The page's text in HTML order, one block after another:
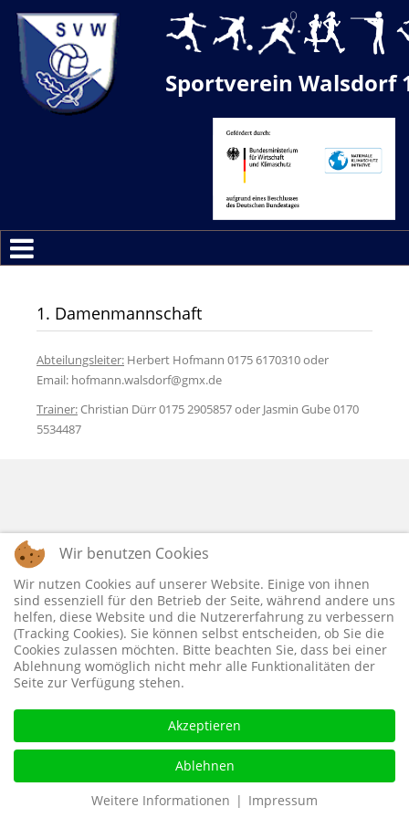
Sportverein Walsdorf
1. Damenmannschaft
Abteilungsleiter: Herbert Hofmann 0175 6170310 oder
Email: hofmann.walsdorf@gmx.de
Trainer:Christian Dürr 0175 2905857 oder Jasmin Gube 0170
5534487
Wir benutzen Cookies
Wir nutzen Cookies auf unserer Website. Einige von ihnen
sind essenziell für den Betrieb der Seite, während andere uns
helfen, diese Website und die Nutzererfahrung zu verbessern
(Tracking Cookies). Sie können selbst entscheiden, ob Sie die
Cookies zulassen möchten. Bitte beachten Sie, dass bei einer
Ablehnung womöglich nicht mehr alle Funktionalitäten der
Seite zur Verfügung stehen.
Akzeptieren
Ablehnen
Weitere Informationen | Impressum